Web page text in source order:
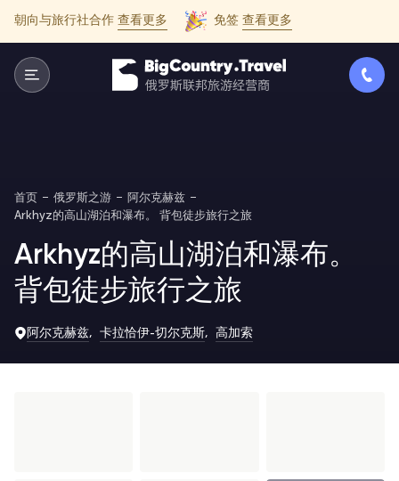
朝向与旅行社合作 查看更多 免签 查看更多
首页 俄罗斯之游
阿尔克赫兹
Arkhyz的高山湖泊和瀑布。 背包徒步旅行之旅
Arkhyz的高山湖泊和瀑布。
背包徒步旅行之旅
阿尔克赫兹 卡拉恰伊-切尔克斯 高加索